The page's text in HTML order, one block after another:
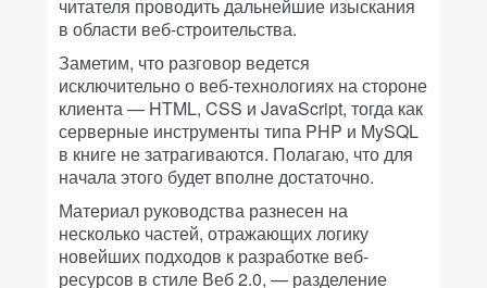
читателя проводить дальнейшие изыскания
в области веб-строительства.
Заметим, что разговор ведется
исключительно о веб-технологиях на стороне
клиента — HTML, CSS и JavaScript, тогда как
серверные инструменты типа PHP и MySQL
в книге не затрагиваются. Полагаю, что для
начала этого будет вполне достаточно.
Материал руководства разнесен на
несколько частей, отражающих логику
новейших подходов к разработке веб-
ресурсов в стиле Веб 2.0, — разделение